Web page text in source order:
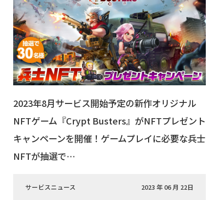
2023年8月サービス開始予定の新作オリジナル
NFTゲーム『Crypt Busters』がNFTプレゼント
キャンペーンを開催！ゲームプレイに必要な兵士
NFTが抽選で…
サービスニュース 2023 年 06 月 22日